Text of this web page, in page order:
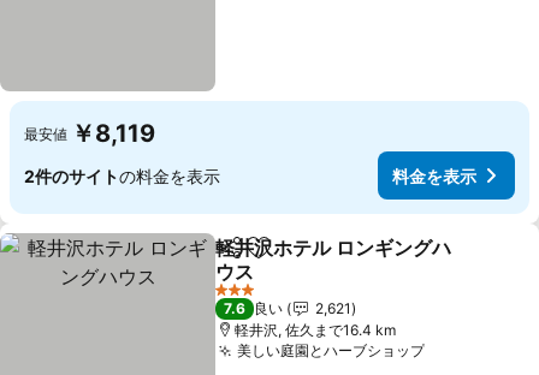
最安値 ￥8,119
2件のサイトの料金を表示 料金を表示
シェアお気に入りに追加
軽井沢ホテル ロンギングハ
ウス
料金を表示
3 ホテルのランク
7.6 良い
2,621
軽井沢, 佐久まで16.4 km
美しい庭園とハーブショップ料金を表示